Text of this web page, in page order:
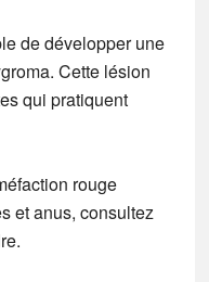
de développer une
Cette lésion
qui pratiquent
rouge
et anus, consultez